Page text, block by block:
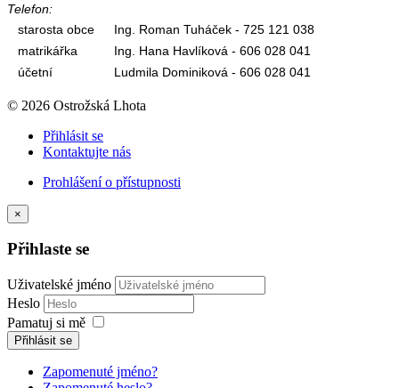
Telefon:
starosta obce
Ing. Roman Tuháček - 725 121 038
matrikářka
Ing. Hana Havlíková - 606 028 041
účetní
Ludmila Dominiková - 606 028 041
© 2026 Ostrožská Lhota
Přihlásit se
Kontaktujte nás
Prohlášení o přístupnosti
×
Přihlaste se
Uživatelské jméno
Heslo
Pamatuj si mě
Přihlásit se
Zapomenuté jméno?